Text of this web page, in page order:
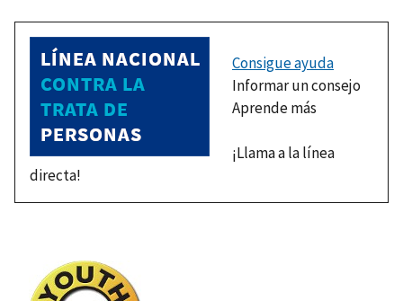
Consigue ayuda
Informar un consejo
Aprende más
¡Llama a la línea
directa!